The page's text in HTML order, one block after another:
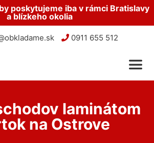
poskytujeme iba v rámci Bratislavy
a blízkeho okolia
0911 655 512
laminátom
na Ostrove